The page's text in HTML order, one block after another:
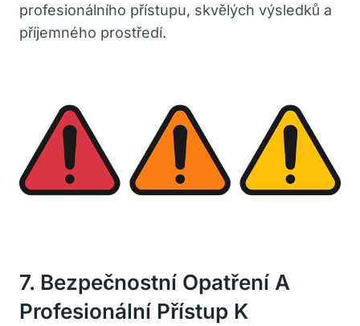
profesionálního přístupu, skvělých výsledků ‌a‍
příjemného prostředí.
7. Bezpečnostní⁢ Opatření A​
Profesionální⁣ Přístup K